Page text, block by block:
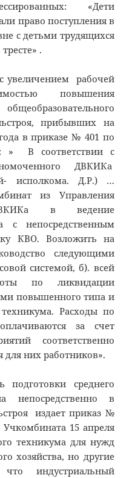
«Дети
право поступления в
с детьми трудящихся
.
увеличением рабочей
повышения
прибывших на
в приказе № 401 по
» В соответствии с
ДВКИКа
исполкома. Д.Р.) …
из Управления
в ведение
с непосредственным
КВО. Возложить на
следующими
системой, б). всей
по ликвидации
повышенного типа и
Расходы по
за счет
соответственно
них работников».
подготовки среднего
непосредственно в
издает приказ №
Учкомбината 15 апреля
техникума для нужд
хозяйства, но другие
что индустриальный